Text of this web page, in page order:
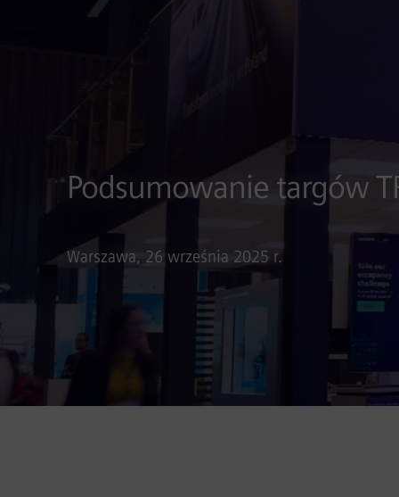
Podsumowanie targów
Warszawa, 26 września 2025 r.